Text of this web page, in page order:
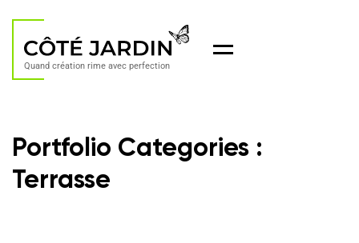
Quand création rime avec perfection
Menu
Portfolio Categories :
Terrasse